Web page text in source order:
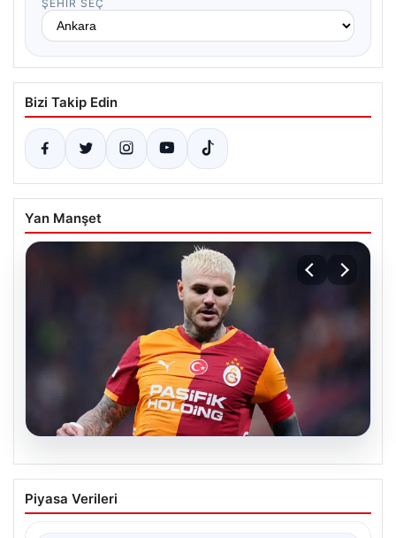
ŞEHIR SEÇ
Bizi Takip Edin
Yan Manşet
Mauro Icardi ile Galatasaray arasındaki
aşk tamamen bitti!
Piyasa Verileri